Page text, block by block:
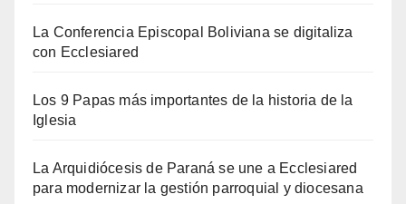
La Conferencia Episcopal Boliviana se digitaliza
con Ecclesiared
Los 9 Papas más importantes de la historia de la
Iglesia
La Arquidiócesis de Paraná se une a Ecclesiared
para modernizar la gestión parroquial y diocesana